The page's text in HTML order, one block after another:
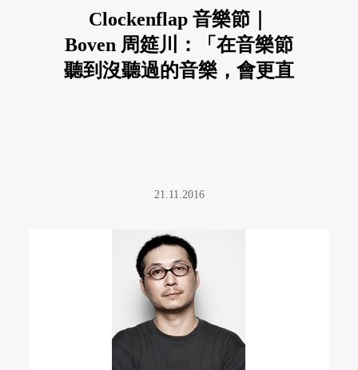
Clockenflap 音樂節｜
Boven 周筵川：「在音樂節
聽到沒聽過的音樂，會更直
21.11.2016